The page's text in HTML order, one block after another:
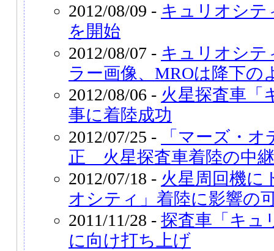
2012/08/09 - キュリオシテ
を開始
2012/08/07 - キュリオシテ
ラー画像、MROは降下の
2012/08/06 - 火星探査車「
事に着陸成功
2012/07/25 -
「マーズ・
正 火星探査車着陸の中
2012/07/18 - 火星周回機に
オシティ」着陸に影響の
2011/11/28 - 探査車「キュ
に向け打ち上げ